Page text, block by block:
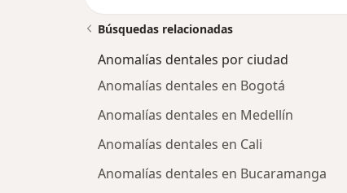
Búsquedas relacionadas
Anomalías dentales por ciudad
Anomalías dentales en Bogotá
Anomalías dentales en Medellín
Anomalías dentales en Cali
Anomalías dentales en Bucaramanga